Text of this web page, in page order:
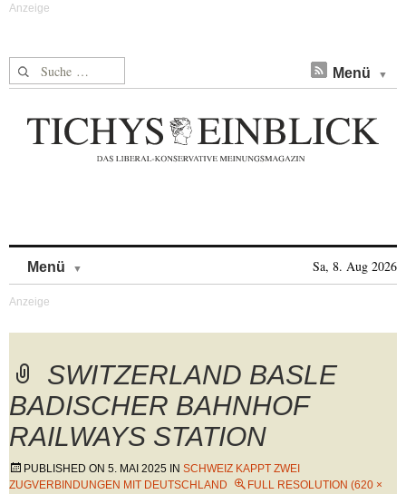
Suche nach: Menü
Menü Sa, 8. Aug 2026
SWITZERLAND BASLE
BADISCHER BAHNHOF
RAILWAYS STATION
PUBLISHED ON 5. MAI 2025 IN SCHWEIZ KAPPT ZWEI
ZUGVERBINDUNGEN MIT DEUTSCHLAND
FULL RESOLUTION (620 ×